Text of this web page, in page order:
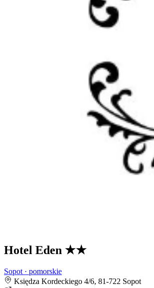
Hotel Eden ★★
Sopot · pomorskie
Księdza Kordeckiego 4/6, 81-722 Sopot